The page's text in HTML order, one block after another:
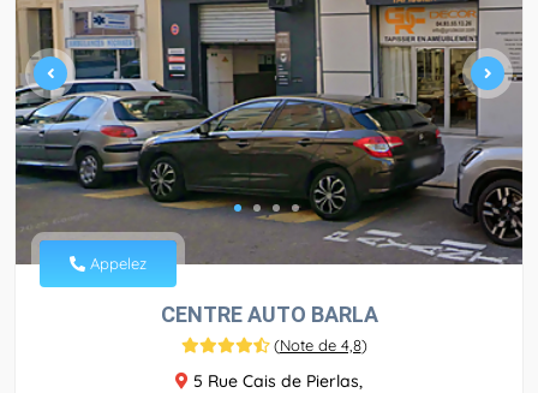
Appelez
CENTRE AUTO BARLA
(Note de 4,8)
5 Rue Cais de Pierlas,